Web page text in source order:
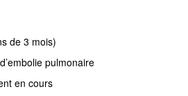
de 3 mois)
pulmonaire
en cours